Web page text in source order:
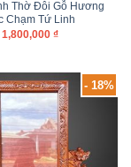
Thờ Đôi Gỗ Hương
Chạm Tứ Linh
1,800,000 ₫
- 18%